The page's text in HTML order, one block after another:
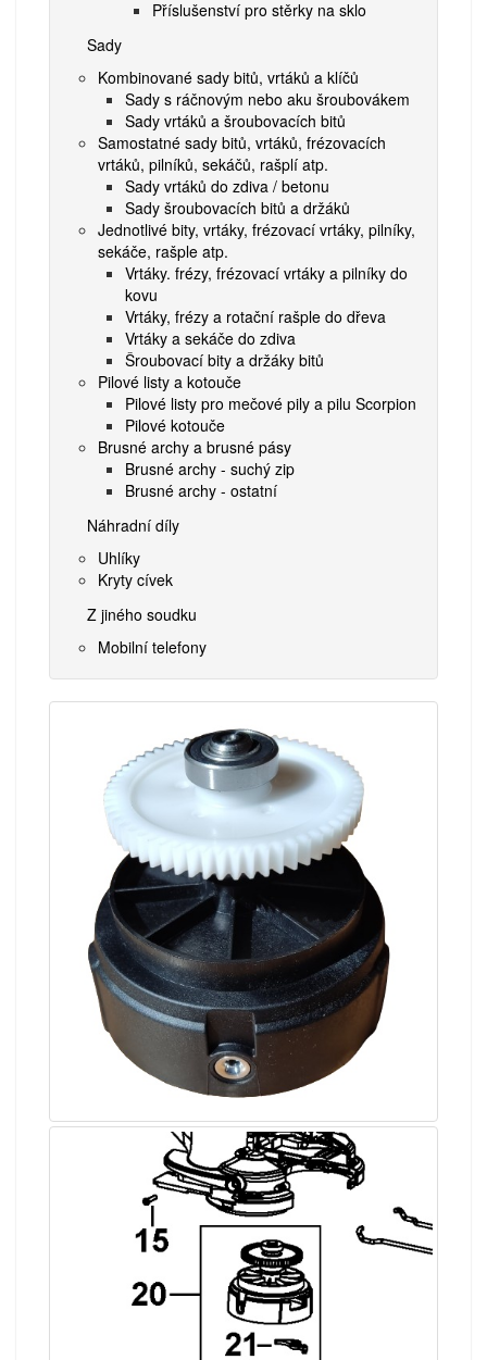
Příslušenství pro stěrky na sklo
Sady
Kombinované sady bitů, vrtáků a klíčů
Sady s ráčnovým nebo aku šroubovákem
Sady vrtáků a šroubovacích bitů
Samostatné sady bitů, vrtáků, frézovacích
vrtáků, pilníků, sekáčů, rašplí atp.
Sady vrtáků do zdiva / betonu
Sady šroubovacích bitů a držáků
Jednotlivé bity, vrtáky, frézovací vrtáky, pilníky,
sekáče, rašple atp.
Vrtáky. frézy, frézovací vrtáky a pilníky do
kovu
Vrtáky, frézy a rotační rašple do dřeva
Vrtáky a sekáče do zdiva
Šroubovací bity a držáky bitů
Pilové listy a kotouče
Pilové listy pro mečové pily a pilu Scorpion
Pilové kotouče
Brusné archy a brusné pásy
Brusné archy - suchý zip
Brusné archy - ostatní
Náhradní díly
Uhlíky
Kryty cívek
Z jiného soudku
Mobilní telefony